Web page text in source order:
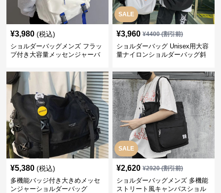
¥3,980 (税込)
ショルダーバッグメンズ フラッ
プ付き大容量メッセンジャーバ
SALE
¥3,960 ¥4400(割引前)
ショルダーバッグ Unisex用大容
量ナイロンショルダーバッグ斜
¥5,380 (税込)
多機能バッジ付き大きめメッセ
ンジャーショルダーバッグ
SALE
¥2,620 ¥2920(割引前)
ショルダーバッグメンズ 多機能
ストリート風キャンバスショル